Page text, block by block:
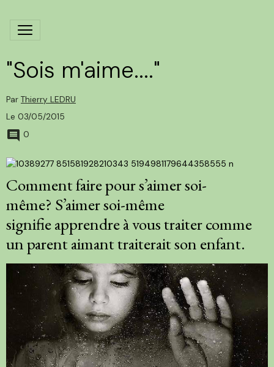
"Sois m'aime...."
Par Thierry LEDRU
Le 03/05/2015
0
Comment faire pour s’aimer soi-
même? S’aimer soi-même
signifie apprendre à vous traiter comme
un parent aimant traiterait son enfant.